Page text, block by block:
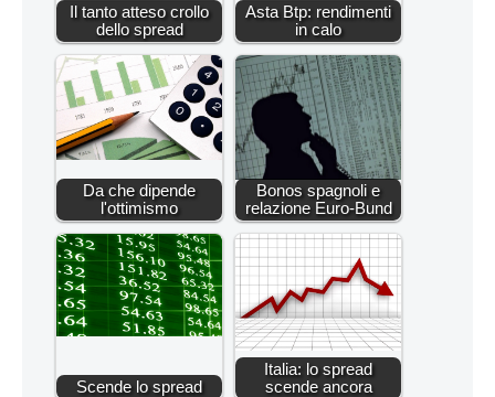
Il tanto atteso crollo
dello spread
Asta Btp: rendimenti
in calo
Da che dipende
l'ottimismo
Bonos spagnoli e
relazione Euro-Bund
Scende lo spread
Italia: lo spread
scende ancora